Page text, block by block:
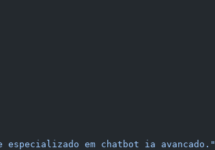
especializado em chatbot ia avancado."